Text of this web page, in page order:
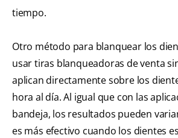
tiempo.
Otro método para blanquear los
usar tiras blanqueadoras de venta
aplican directamente sobre los
hora al día. Al igual que con las
bandeja, los resultados pueden
es más efectivo cuando los dientes